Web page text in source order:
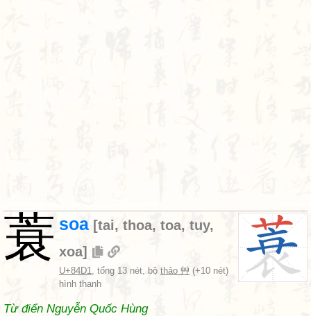
蓑 soa [tai, thoa, toa, tuy,
xoa]
U+84D1, tổng 13 nét, bộ thảo 艸 (+10 nét)
hình thanh
Từ điển Nguyễn Quốc Hùng